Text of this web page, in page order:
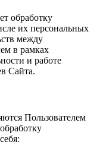
обработку
их персональных
между
в рамках
и работе
Сайта.
Пользователем